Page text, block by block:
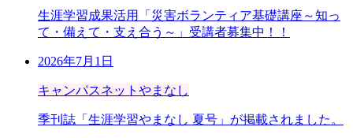
生涯学習成果活用「災害ボランティア基礎講座～知っ
て・備えて・支え合う～」受講者募集中！！
2026年7月1日
キャンパスネットやまなし
季刊誌「生涯学習やまなし 夏号」が掲載されました。